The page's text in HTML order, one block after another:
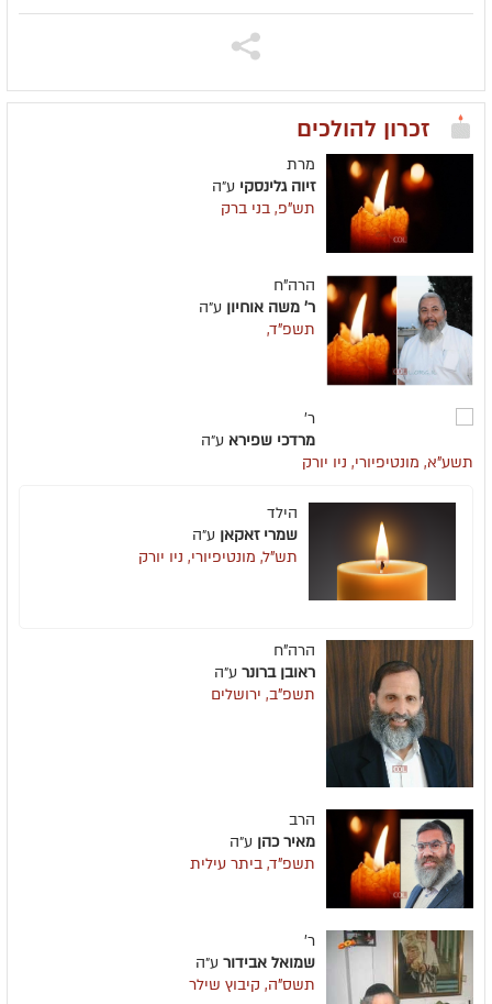
זכרון להולכים
מרת
זיוה גלינסקי ע״ה
תש"פ, בני ברק
הרה"ח
ר' משה אוחיון ע״ה
תשפ"ד,
ר'
מרדכי שפירא ע״ה
תשע"א, מונטיפיורי, ניו יורק
הילד
שמרי זאקאן ע״ה
תש"ל, מונטיפיורי, ניו יורק
הרה"ח
ראובן ברונר ע״ה
תשפ"ב, ירושלים
הרב
מאיר כהן ע״ה
תשפ"ד, ביתר עילית
ר'
שמואל אבידור ע״ה
תשס"ה, קיבוץ שילר